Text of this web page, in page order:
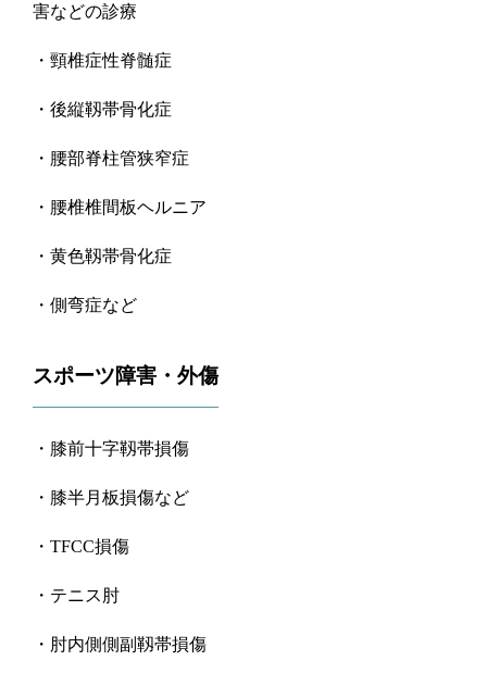
害などの診療
・頸椎症性脊髄症
・後縦靱帯骨化症
・腰部脊柱管狭窄症
・腰椎椎間板ヘルニア
・黄色靱帯骨化症
・側弯症など
スポーツ障害・外傷
・膝前十字靱帯損傷
・膝半月板損傷など
・TFCC損傷
・テニス肘
・肘内側側副靱帯損傷